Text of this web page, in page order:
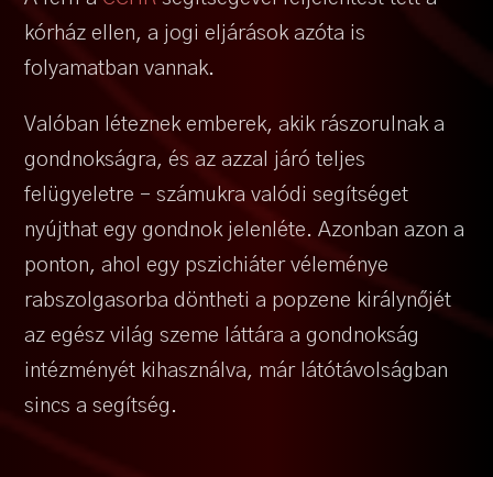
kórház ellen, a jogi eljárások azóta is
folyamatban vannak.
Valóban léteznek emberek, akik rászorulnak a
gondnokságra, és az azzal járó teljes
felügyeletre – számukra valódi segítséget
nyújthat egy gondnok jelenléte. Azonban azon a
ponton, ahol egy pszichiáter véleménye
rabszolgasorba döntheti a popzene királynőjét
az egész világ szeme láttára a gondnokság
intézményét kihasználva, már látótávolságban
sincs a segítség.